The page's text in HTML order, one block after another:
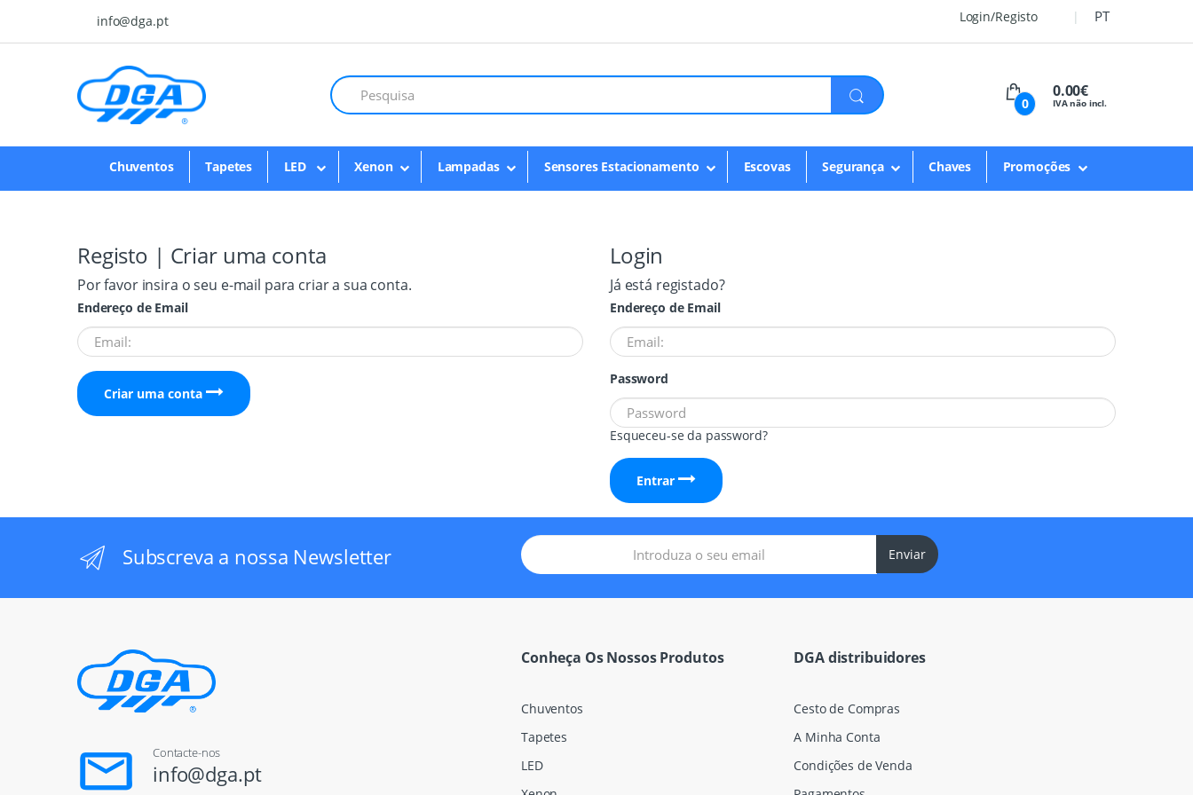
info@dga.pt Login/Registo PT
0
0.00€
IVA não incl.
Chuventos Tapetes LED Xenon Lampadas Sensores Estacionamento Escovas Segurança Chaves Promoções
Registo | Criar uma conta
Por favor insira o seu e-mail para criar a sua conta.
Endereço de Email
Criar uma conta
Login
Já está registado?
Endereço de Email
Password
Esqueceu-se da password?
Entrar
Subscreva a nossa Newsletter Enviar
Contacte-nos
info@dga.pt
Conheça Os Nossos Produtos
Chuventos
Tapetes
LED
DGA distribuidores
Cesto de Compras
A Minha Conta
Condições de Venda